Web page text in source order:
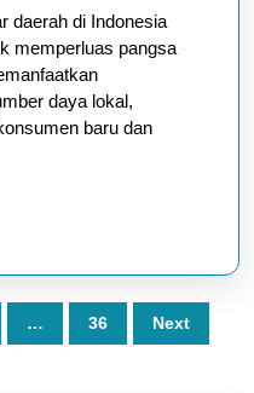
daerah di Indonesia
memperluas pangsa
daya lokal,
baru dan
… 36 Next